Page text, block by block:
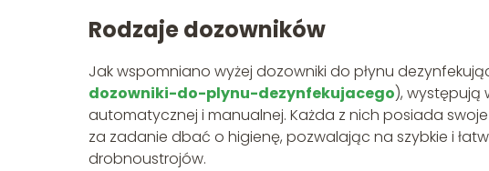
Rodzaje dozowników
Jak wspomniano wyżej dozowniki do płynu
dozowniki-do-plynu-dezynfekujacego), występują
automatycznej i manualnej. Każda z nich posiada
za zadanie dbać o higienę, pozwalając na szybkie i
drobnoustrojów.